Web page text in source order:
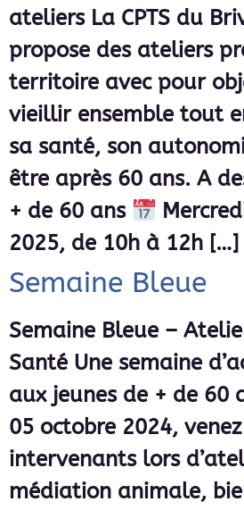
ateliers La CPTS du
propose des ateliers
territoire avec pour
vieillir ensemble tout
sa santé, son
être après 60 ans. A
+ de 60 ans
2025, de 10h à 12h […]
Semaine Bleue
Semaine Bleue –
Santé Une semaine
aux jeunes de + de 60
05 octobre 2024,
intervenants lors
médiation animale,